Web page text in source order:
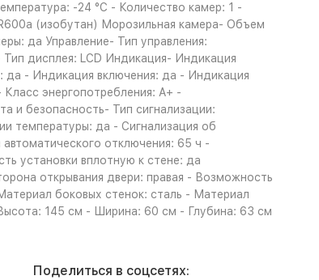
-24 °C - Количество камер: 1 -
(изобутан) Морозильная камера- Объем
да Управление- Тип управления:
дисплея: LCD Индикация- Индикация
да - Индикация включения: да - Индикация
энергопотребления: A+ -
и безопасность- Тип сигнализации:
температуры: да - Сигнализация об
отключения: 65 ч -
установки вплотную к стене: да
открывания двери: правая - Возможность
боковых стенок: сталь - Материал
145 см - Ширина: 60 см - Глубина: 63 см
Поделиться в соцсетях: